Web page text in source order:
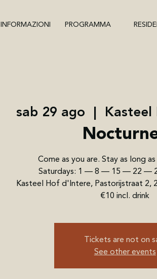
INFORMAZIONI PROGRAMMA
sab 29 ago
  |
Come as you are. Stay as long
Saturdays: 1 — 8 — 15 — 22 —
Kasteel Hof d'Intere, Pastorijstraat 2,
€10 incl. drink
Tickets are not on
See other events